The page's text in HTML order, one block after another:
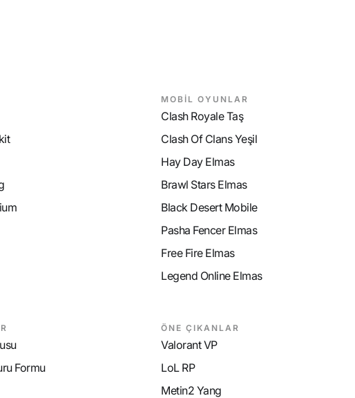
MOBİL OYUNLAR
Clash Royale Taş
Clash Of Clans Yeşil
Hay Day Elmas
Brawl Stars Elmas
Black Desert Mobile
Pasha Fencer Elmas
Free Fire Elmas
Legend Online Elmas
Formu
ÖNE ÇIKANLAR
Valorant VP
LoL RP
Metin2 Yang